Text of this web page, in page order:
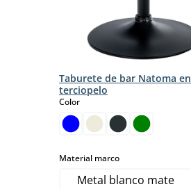
en este momento.)
Taburete de bar Natoma en
terciopelo
Colorselect
Material marcoselect
Metal blanco mate